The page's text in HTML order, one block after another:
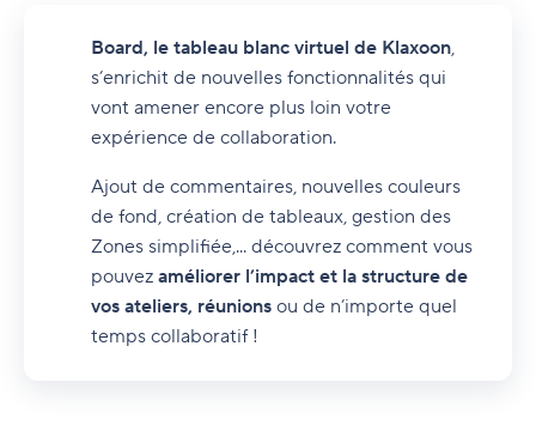
Board, le tableau blanc virtuel de Klaxoon,
s’enrichit de nouvelles fonctionnalités qui
vont amener encore plus loin votre
expérience de collaboration.
Ajout de commentaires, nouvelles couleurs
de fond, création de tableaux, gestion des
Zones simplifiée,... découvrez comment vous
pouvez améliorer l’impact et la structure de
vos ateliers, réunions ou de n’importe quel
temps collaboratif !